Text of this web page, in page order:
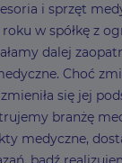
i sprzęt
w spółkę z
dalej
Choć
się jej
branżę
medyczne,